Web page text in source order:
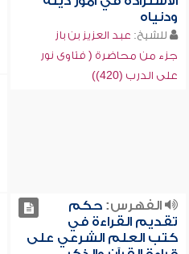
ودنياه
للشيخ: عبد العزيز بن باز
جزء من محاضرة ( فتاوى نور
على الدرب (420))
الفهرس:حكم
تقديم القراءة في
كتب العلم الشرعي على